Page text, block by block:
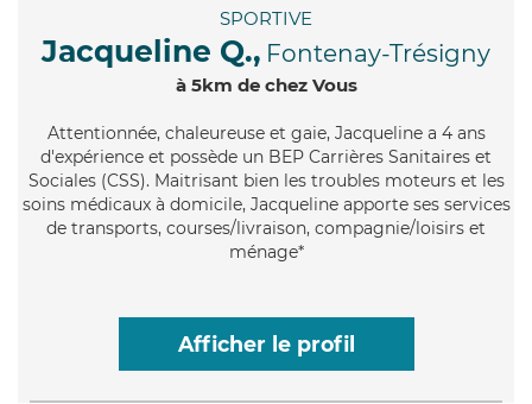
SPORTIVE
Jacqueline Q., Fontenay-Trésigny
à 5km de chez Vous
Attentionnée, chaleureuse et gaie, Jacqueline a 4 ans
d'expérience et possède un BEP Carrières Sanitaires et
Sociales (CSS). Maitrisant bien les troubles moteurs et les
soins médicaux à domicile, Jacqueline apporte ses services
de transports, courses/livraison, compagnie/loisirs et
ménage*
Afficher le profil